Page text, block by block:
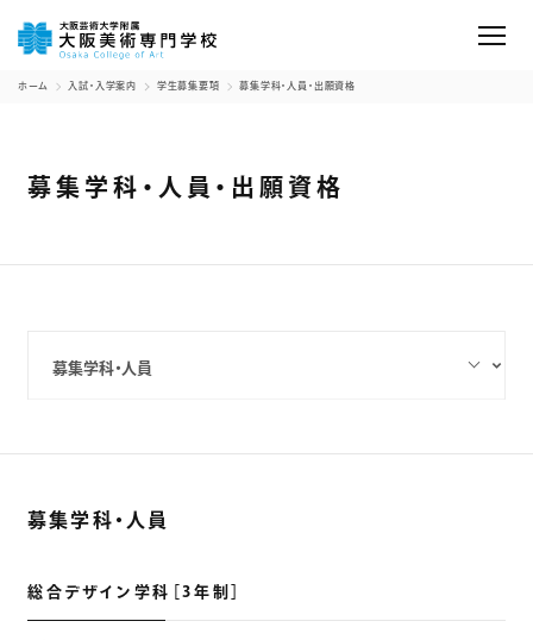
ホーム 入試・入学案内 学生募集要項 募集学科・人員・出願資格
募集学科・人員・出願資格
募集学科・人員
総合デザイン学科［3年制］